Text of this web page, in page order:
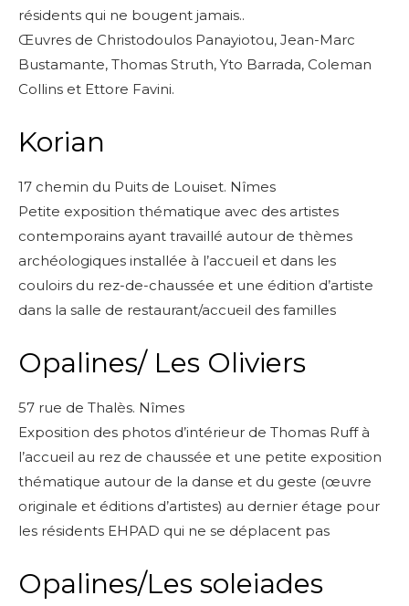
* Champ obligatoire
résidents qui ne bougent jamais..
Œuvres de Christodoulos Panayiotou, Jean-Marc
Bustamante, Thomas Struth, Yto Barrada, Coleman
Collins et Ettore Favini.
Korian
17 chemin du Puits de Louiset. Nîmes
Petite exposition thématique avec des artistes
contemporains ayant travaillé autour de thèmes
archéologiques installée à l’accueil et dans les
couloirs du rez-de-chaussée et une édition d’artiste
dans la salle de restaurant/accueil des familles
Opalines/ Les Oliviers
57 rue de Thalès. Nîmes
Exposition des photos d’intérieur de Thomas Ruff à
l’accueil au rez de chaussée et une petite exposition
thématique autour de la danse et du geste (œuvre
originale et éditions d’artistes) au dernier étage pour
les résidents EHPAD qui ne se déplacent pas
Opalines/Les soleiades